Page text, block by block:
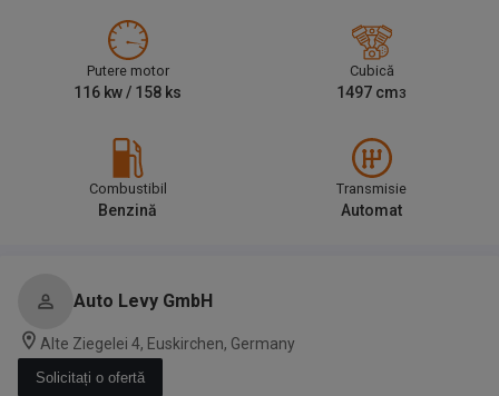
Putere motor
116 kw / 158 ks
Cubică
1497 cm3
Combustibil
Benzină
Transmisie
Automat
Auto Levy GmbH
Alte Ziegelei 4, Euskirchen, Germany
Solicitați o ofertă